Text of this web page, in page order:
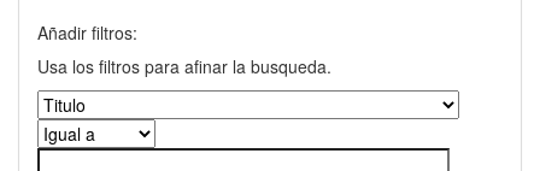
Añadir filtros:
Usa los filtros para afinar la busqueda.